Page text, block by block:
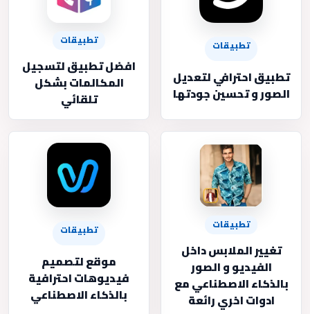
تطبيقات
تطبيق احترافي لتعديل
الصور و تحسين جودتها
تطبيقات
افضل تطبيق لتسجيل
المكالمات بشكل
تلقائي
تطبيقات
تغيير الملابس داخل
الفيديو و الصور
بالذكاء الاصطناعي مع
ادوات اخري رائعة
تطبيقات
موقع لتصميم
فيديوهات احترافية
بالذكاء الاصطناعي